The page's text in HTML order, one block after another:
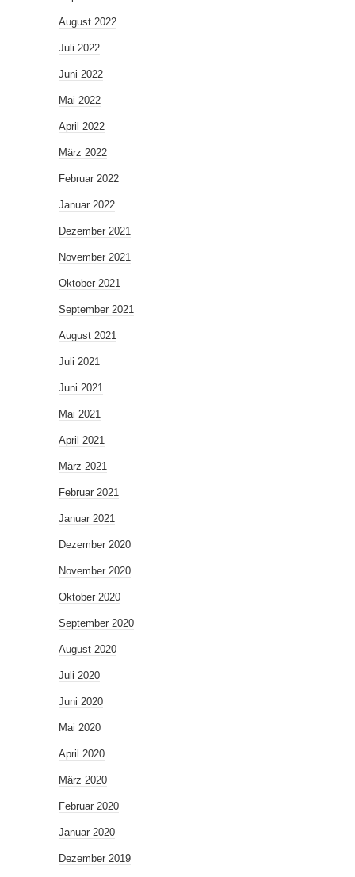
August 2022
Juli 2022
Juni 2022
Mai 2022
April 2022
März 2022
Februar 2022
Januar 2022
Dezember 2021
November 2021
Oktober 2021
September 2021
August 2021
Juli 2021
Juni 2021
Mai 2021
April 2021
März 2021
Februar 2021
Januar 2021
Dezember 2020
November 2020
Oktober 2020
September 2020
August 2020
Juli 2020
Juni 2020
Mai 2020
April 2020
März 2020
Februar 2020
Januar 2020
Dezember 2019